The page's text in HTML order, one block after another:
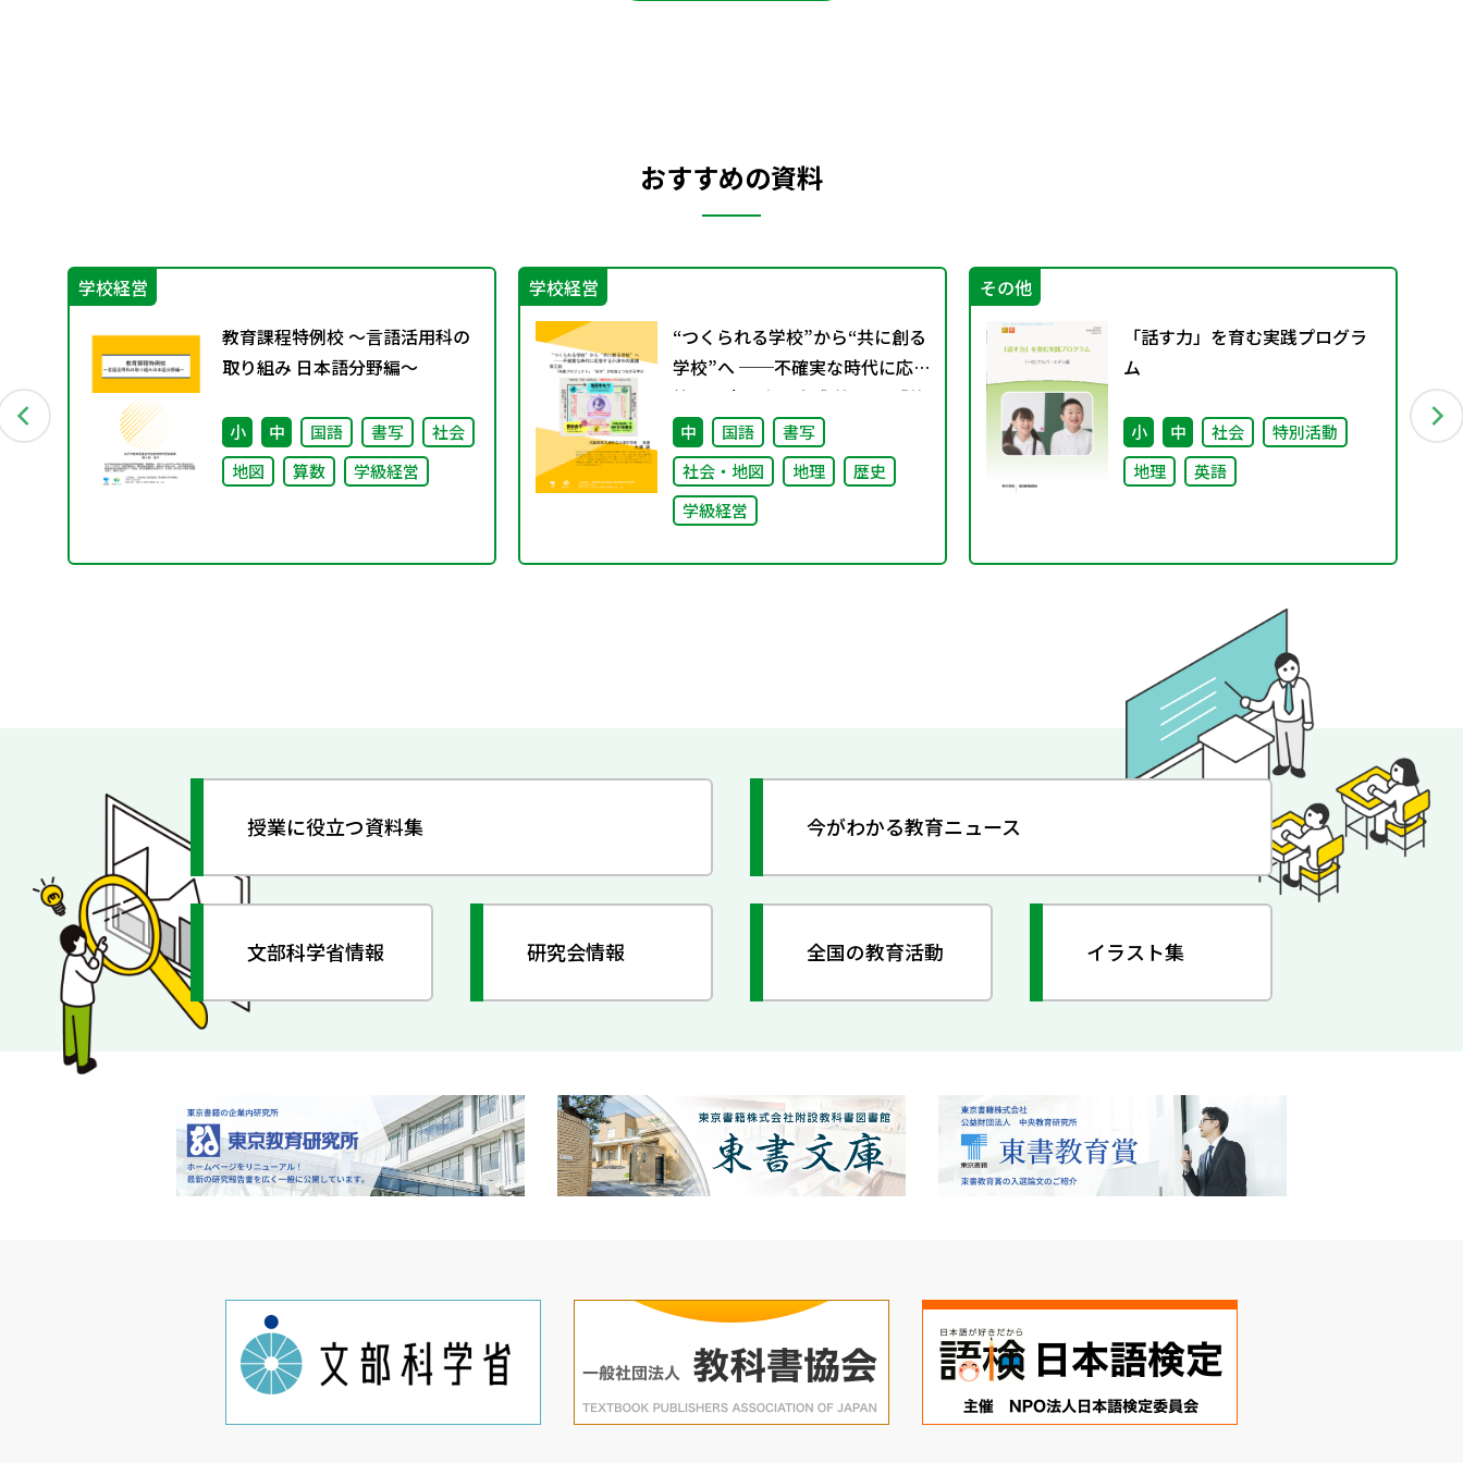
おすすめの資料
学校経営
教育課程特例校 ～言語活用科の
取り組み 日本語分野編～
小 中 国語 書写
社会
地図
算数 学級経営
学校経営
“つくられる学校”から“共に創る
学校”へ ──不確実な時代に応
答する小津中の実践 第三回 「共
創プロジェクト」“好き”が社会
とつながる学び
中 国語
書写
社会・地図
地理
歴史
学級経営
その他
「話す力」を育む実践プログラ
ム
小 中 社会
特別活動
地理
英語
授業に役立つ資料集 今がわかる教育ニュース
文部科学省情報 研究会情報 全国の教育活動 イラスト集